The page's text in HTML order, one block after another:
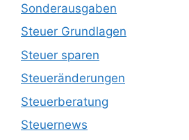
Sonderausgaben
Steuer Grundlagen
Steuer sparen
Steueränderungen
Steuerberatung
Steuernews